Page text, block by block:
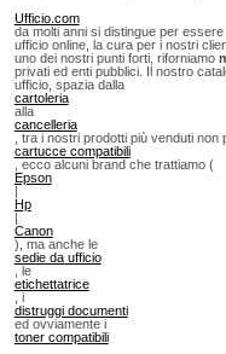
Ufficio.com
da molti anni si distingue per
ufficio online, la cura per i nostri
uno dei nostri punti forti, riforniamo
privati ed enti pubblici. Il nostro
ufficio, spazia dalla
cartoleria
alla
cancelleria
, tra i nostri prodotti più venduti
cartucce compatibili
, ecco alcuni brand che trattiamo (
Epson
|
Hp
|
Canon
), ma anche le
sedie da ufficio
, le
etichettatrice
, i
distruggi documenti
ed ovviamente i
toner compatibili